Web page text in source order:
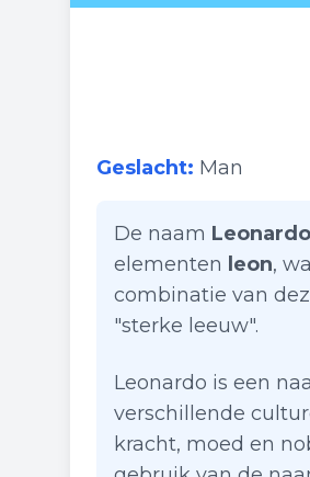
Geslacht: Man
De naam Leonardo
elementen leon,
combinatie van
"sterke leeuw".
Leonardo is een
verschillende
kracht, moed en